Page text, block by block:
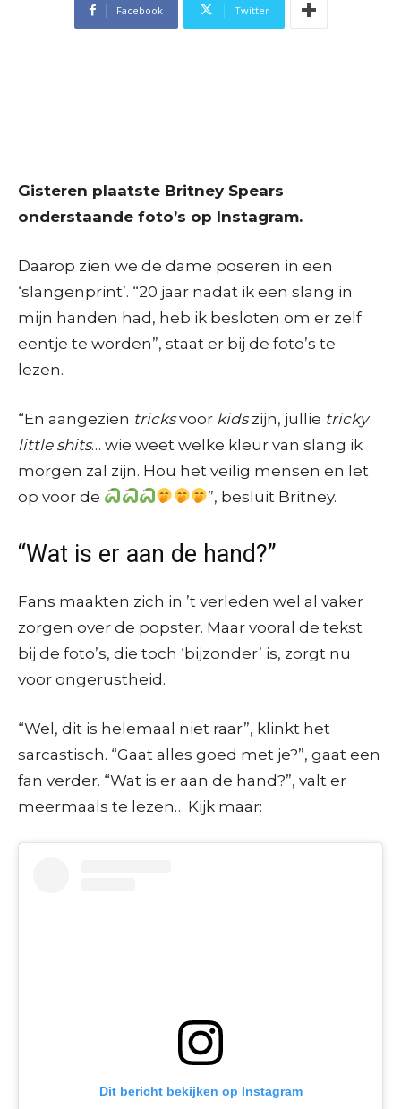
Facebook Twitter
Gisteren plaatste Britney Spears
onderstaande foto’s op Instagram.
Daarop zien we de dame poseren in een
‘slangenprint’. “20 jaar nadat ik een slang in
mijn handen had, heb ik besloten om er zelf
eentje te worden”, staat er bij de foto’s te
lezen.
“En aangezien tricksvoor kidszijn, jullie tricky
little shits… wie weet welke kleur van slang ik
morgen zal zijn. Hou het veilig mensen en let
op voor de
”, besluit Britney.
“Wat is er aan de hand?”
Fans maakten zich in ’t verleden wel al vaker
zorgen over de popster. Maar vooral de tekst
bij de foto’s, die toch ‘bijzonder’ is, zorgt nu
voor ongerustheid.
“Wel, dit is helemaal niet raar”, klinkt het
sarcastisch. “Gaat alles goed met je?”, gaat een
fan verder. “Wat is er aan de hand?”, valt er
meermaals te lezen… Kijk maar:
Dit bericht bekijken op Instagram